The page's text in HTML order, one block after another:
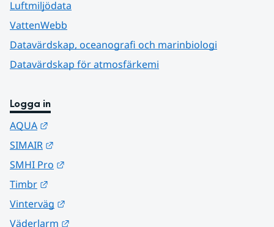
Luftmiljödata
VattenWebb
Datavärdskap, oceanografi och marinbiologi
Datavärdskap för atmosfärkemi
Logga in
AQUA
SIMAIR
SMHI Pro
Timbr
Vinterväg
Väderlarm